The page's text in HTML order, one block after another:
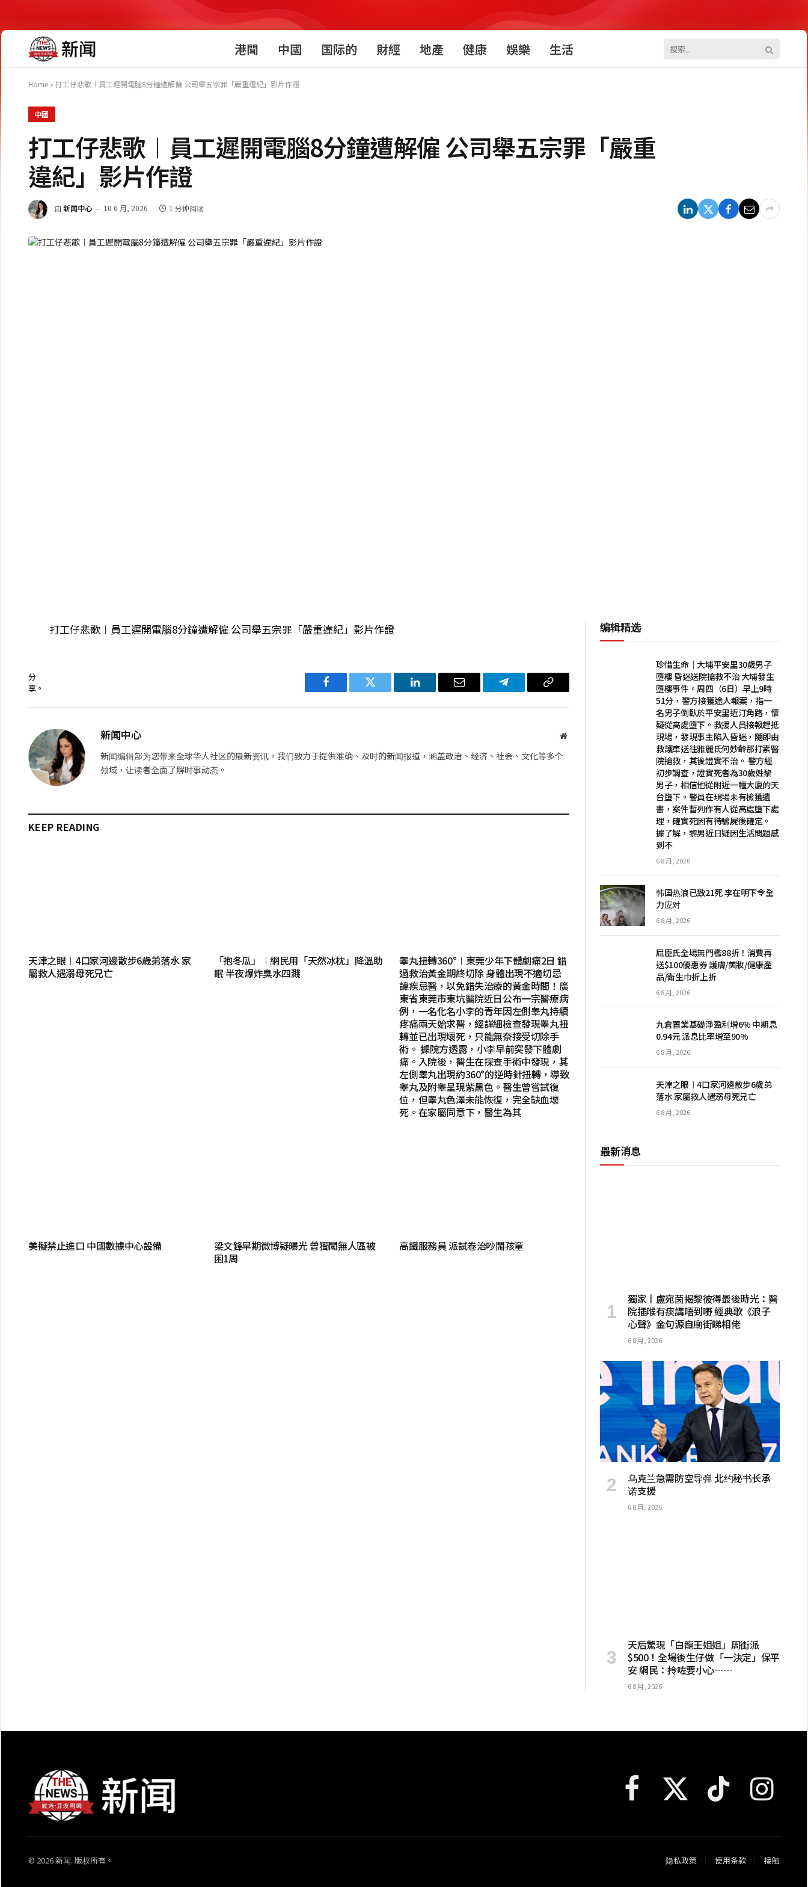
港聞 中國 国际的 財經 地產 健康 娛樂 生活
Home » 打工仔悲歌︱員工遲開電腦8分鐘遭解僱 公司舉五宗罪「嚴重違紀」影片作證
中國
打工仔悲歌︱員工遲開電腦8分鐘遭解僱 公司舉五宗罪「嚴重
違紀」影片作證
由 新闻中心 10 6 月, 2026 1 分钟阅读
打工仔悲歌︱員工遲開電腦8分鐘遭解僱 公司舉五宗罪「嚴重違紀」影片作證
分
享。
Facebook Twitter LinkedIn 电
Telegram 复
新闻中心
网
新闻编辑部为您带来全球华人社区的最新资讯。我们致力于提供准确、及时的新闻报道，涵盖政治、经济、社会、文化等多个
领域，让读者全面了解时事动态。
KEEP READING
天津之眼︱4口家河邊散步6歲弟落水 家
屬救人遇溺母死兄亡
「抱冬瓜」︱網民用「天然冰枕」降溫助
眠 半夜爆炸臭水四濺
睾丸扭轉360°︱東莞少年下體劇痛2日 錯
過救治黃金期終切除 身體出現不適切忌
諱疾忌醫，以免錯失治療的黃金時間！廣
東省東莞市東坑醫院近日公布一宗醫療病
例，一名化名小李的青年因左側睾丸持續
疼痛兩天始求醫，經詳細檢查發現睾丸扭
轉並已出現壞死，只能無奈接受切除手
術。 據院方透露，小李早前突發下體劇
痛。入院後，醫生在探查手術中發現，其
左側睾丸出現約360°的逆時針扭轉，導致
睾丸及附睾呈現紫黑色。醫生曾嘗試復
位，但睾丸色澤未能恢復，完全缺血壞
死。在家屬同意下，醫生為其
美擬禁止進口 中國數據中心設備
梁文鋒早期微博疑曝光 曾獨闖無人區被
困1周
高鐵服務員 派試卷治吵鬧孩童
编辑精选
珍惜生命｜大埔平安里30歲男子
墮樓 昏迷送院搶救不治 大埔發生
墮樓事件。周四（6日）早上9時
51分，警方接獲途人報案，指一
名男子倒臥於平安里近汀角路，懷
疑從高處墮下。救援人員接報趕抵
現場，發現事主陷入昏迷，隨即由
救護車送往雅麗氏何妙齡那打素醫
院搶救，其後證實不治。 警方經
初步調查，證實死者為30歲姓黎
男子，相信他從附近一幢大廈的天
台墮下。警員在現場未有檢獲遺
書，案件暫列作有人從高處墮下處
理，確實死因有待驗屍後確定。
據了解，黎男近日疑因生活問題感
到不
6 8 月, 2026
韩国热浪已致21死 李在明下令全
力应对
6 8 月, 2026
屈臣氏全場無門檻88折！消費再
送$100優惠券 護膚/美妝/健康產
品/衛生巾折上折
6 8 月, 2026
九倉置業基礎淨盈利增6% 中期息
0.94元 派息比率增至90%
6 8 月, 2026
天津之眼︱4口家河邊散步6歲弟
落水 家屬救人遇溺母死兄亡
6 8 月, 2026
最新消息
獨家丨盧宛茵揭黎彼得最後時光：醫
院插喉有痰講唔到嘢 經典歌《浪子
心聲》金句源自廟街睇相佬
6 8 月, 2026
乌克兰急需防空导弹 北约秘书长承
诺支援
6 8 月, 2026
天后驚現「白龍王姐姐」周街派
$500！全場後生仔做「一決定」保平
安 網民：拎咗要小心……
6 8 月, 2026
Facebook X
TikTok Instagram
© 2026 新闻. 版权所有。 隐私政策 使用条款 接触